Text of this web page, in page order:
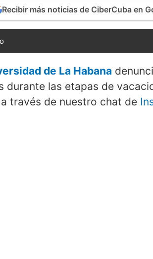
Recibir más noticias de CiberCuba en
de La Habana
durante las etapas de
a través de nuestro chat de